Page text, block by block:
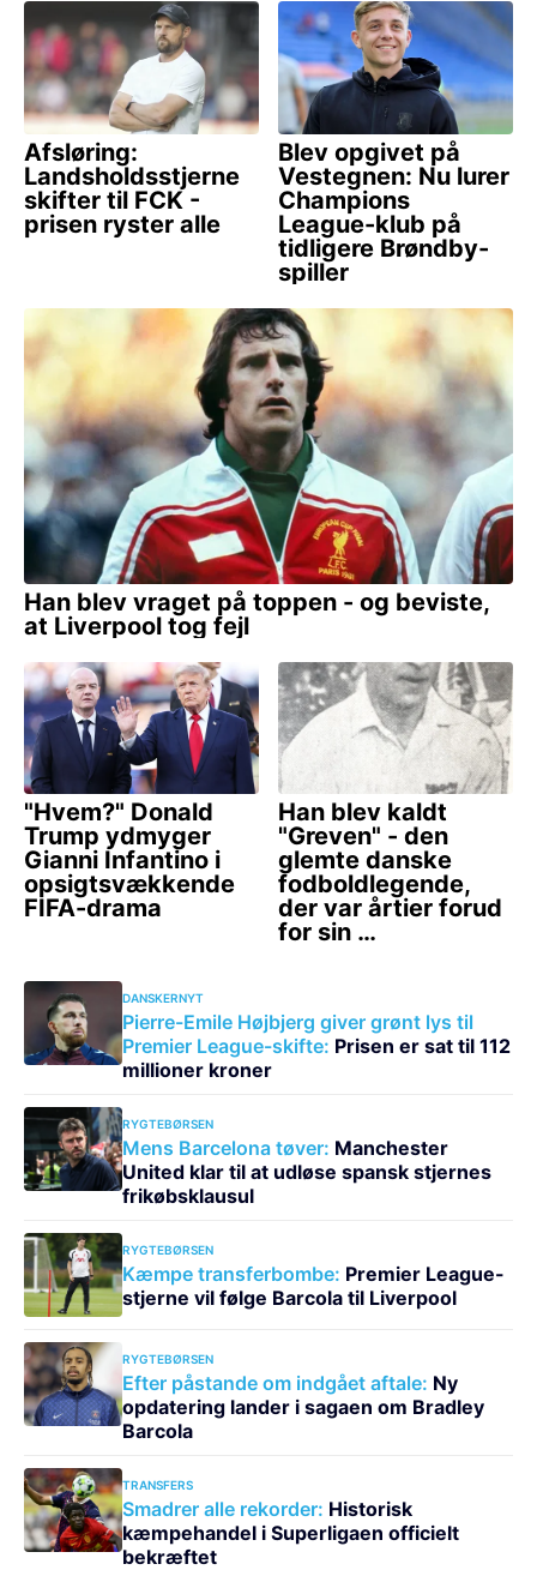
DANSKERNYT
Pierre-Emile Højbjerg giver grønt lys til
Premier League-skifte: Prisen er sat til 112
millioner kroner
RYGTEBØRSEN
Mens Barcelona tøver: Manchester
United klar til at udløse spansk stjernes
frikøbsklausul
RYGTEBØRSEN
Kæmpe transferbombe: Premier League-
stjerne vil følge Barcola til Liverpool
RYGTEBØRSEN
Efter påstande om indgået aftale: Ny
opdatering lander i sagaen om Bradley
Barcola
TRANSFERS
Smadrer alle rekorder: Historisk
kæmpehandel i Superligaen officielt
bekræftet